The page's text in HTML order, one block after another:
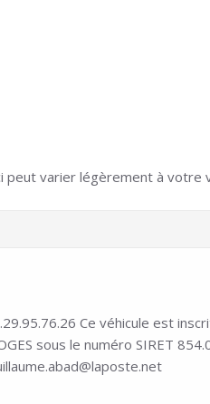
peut varier légèrement à votre
Ce véhicule est
sous le numéro SIRET